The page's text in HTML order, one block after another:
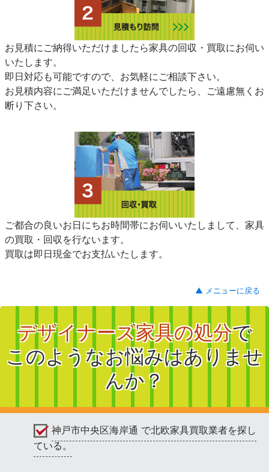
お見積にご納得いただけましたら家具の回収・買取にお伺い
いたします。
即日対応も可能ですので、お気軽にご相談下さい。
お見積内容にご満足いただけませんでしたら、ご遠慮無くお
断り下さい。
ご都合の良いお日にちお時間帯にお伺いいたしまして、家具
の買取・回収を行ないます。
買取は即日現金でお支払いたします。
▲ メニューに戻る
デザイナーズ家具の処分で
このようなお悩みはありませ
んか？
神戸市中央区海岸通 で北欧家具買取業者を探し
ている。